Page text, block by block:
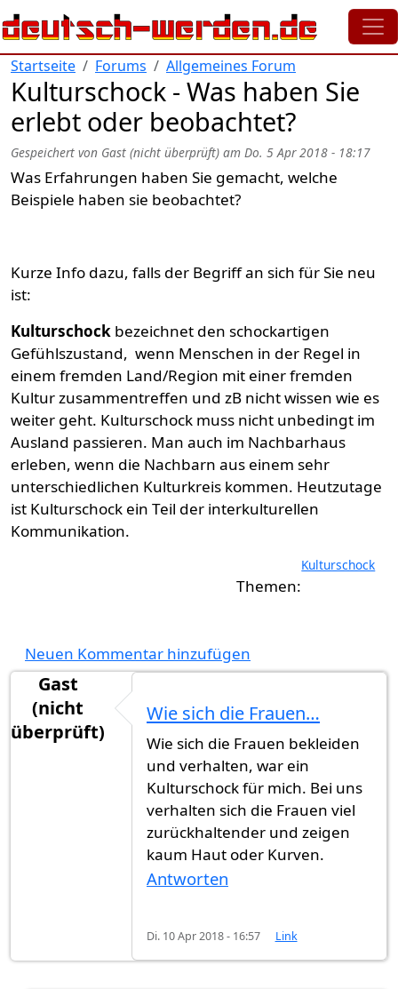
Direkt zum Inhalt
Startseite Forums Allgemeines Forum
Kulturschock - Was haben Sie
erlebt oder beobachtet?
Gespeichert von Gast (nicht überprüft) am Do. 5 Apr 2018 - 18:17
Was Erfahrungen haben Sie gemacht, welche
Beispiele haben sie beobachtet?
Kurze Info dazu, falls der Begriff an sich für Sie neu
ist:
Kulturschock bezeichnet den schockartigen
Gefühlszustand, wenn Menschen in der Regel in
einem fremden Land/Region mit einer fremden
Kultur zusammentreffen und zB nicht wissen wie es
weiter geht. Kulturschock muss nicht unbedingt im
Ausland passieren. Man auch im Nachbarhaus
erleben, wenn die Nachbarn aus einem sehr
unterschiedlichen Kulturkreis kommen. Heutzutage
ist Kulturschock ein Teil der interkulturellen
Kommunikation.
Kulturschock
Neuen Kommentar hinzufügen
Gast
(nicht
überprüft)
Wie sich die Frauen…
Wie sich die Frauen bekleiden
und verhalten, war ein
Kulturschock für mich. Bei uns
verhalten sich die Frauen viel
zurückhaltender und zeigen
kaum Haut oder Kurven.
Antworten
Di. 10 Apr 2018 - 16:57 Link